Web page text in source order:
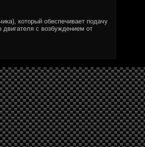
который обеспечивает подачу
двигателя с возбуждением от